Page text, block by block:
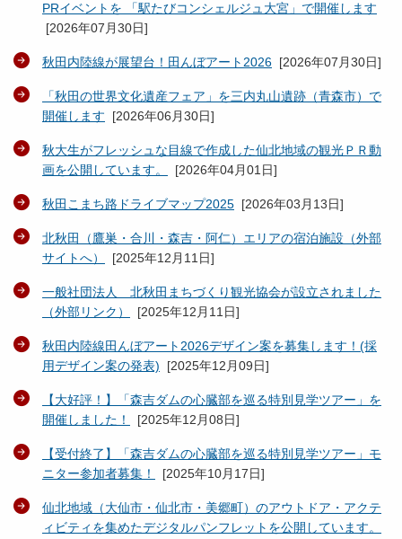
PRイベントを 「駅たびコンシェルジュ大宮」で開催します
[2026年07月30日]
秋田内陸線が展望台！田んぼアート2026 [2026年07月30日]
「秋田の世界文化遺産フェア」を三内丸山遺跡（青森市）で
開催します [2026年06月30日]
秋大生がフレッシュな目線で作成した仙北地域の観光ＰＲ動
画を公開しています。
[2026年04月01日]
秋田こまち路ドライブマップ2025 [2026年03月13日]
北秋田（鷹巣・合川・森吉・阿仁）エリアの宿泊施設（外部
サイトへ）
[2025年12月11日]
一般社団法人 北秋田まちづくり観光協会が設立されました
（外部リンク）
[2025年12月11日]
秋田内陸線田んぼアート2026デザイン案を募集します！(採
用デザイン案の発表) [2025年12月09日]
【大好評！】「森吉ダムの心臓部を巡る特別見学ツアー」を
開催しました！
[2025年12月08日]
【受付終了】「森吉ダムの心臓部を巡る特別見学ツアー」モ
ニター参加者募集！
[2025年10月17日]
仙北地域（大仙市・仙北市・美郷町）のアウトドア・アクテ
ィビティを集めたデジタルパンフレットを公開しています。